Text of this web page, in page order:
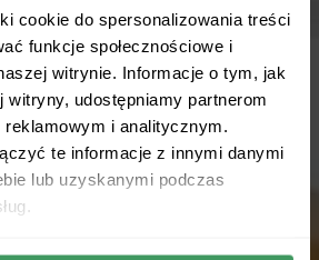
cookie do spersonalizowania treści
funkcje społecznościowe i
witrynie. Informacje o tym, jak
udostępniamy partnerom
reklamowym i analitycznym.
te informacje z innymi danymi
lub uzyskanymi podczas